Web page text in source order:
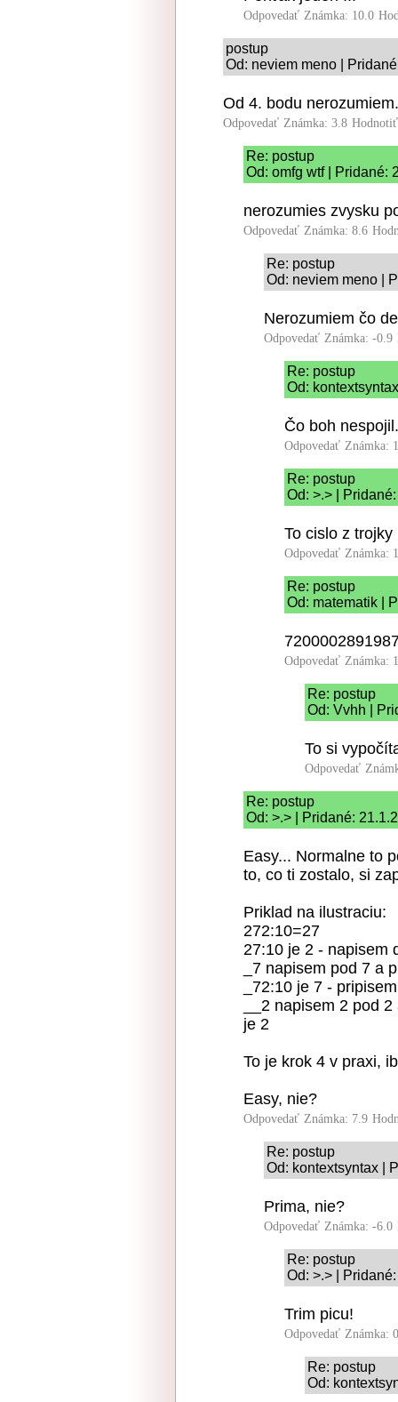
Odpovedať Známka: 10.0
postup
Od: neviem meno |
Od 4. bodu
Odpovedať Známka: 3.8
Re: postup
Od: omfg wtf | Pridané:
nerozumies zvysku
Odpovedať Známka: 8.6
Re: postup
Od: neviem meno |
Nerozumiem čo
Odpovedať Známka: -0.9
Re: postup
Od:
Čo boh nespojil.
Odpovedať Známka:
Re: postup
Od: >.> |
To cislo z trojky
Odpovedať Známka:
Re: postup
Od: matematik |
Odpovedať Známka:
Re: postup
Od: Vvhh |
To si
Odpovedať
Re: postup
Od: >.> | Pridané:
Easy... Normalne to
to, co ti zostalo, si
Priklad na ilustraciu:
272:10=27
27:10 je 2 - napisem
_7 napisem pod 7 a
_72:10 je 7 -
__2 napisem 2 pod
je 2
To je krok 4 v praxi,
Easy, nie?
Odpovedať Známka: 7.9
Re: postup
Od: kontextsyntax |
Prima, nie?
Odpovedať Známka: -6.0
Re: postup
Od: >.> |
Trim picu!
Odpovedať Známka:
Re: postup
Od: